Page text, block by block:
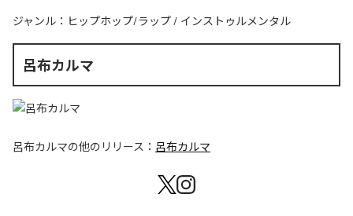
ジャンル： ヒップホップ/ラップ / インストゥルメンタル
呂布カルマ
呂布カルマの他のリリース： 呂布カルマ